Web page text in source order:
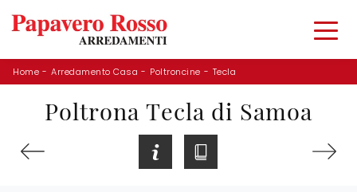
Home - Arredamento Casa - Poltroncine - Tecla
Poltrona Tecla di Samoa